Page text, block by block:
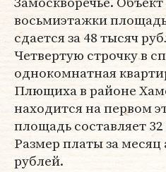
восьмиэтажки
сдается за 48 тысяч
Четвертую строчку в
однокомнатная
Плющиха в районе
находится на первом
площадь составляет
Размер платы за
рублей.